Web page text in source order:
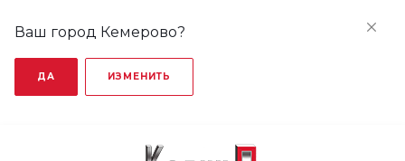
Ваш город Кемерово?
ДА ИЗМЕНИТЬ